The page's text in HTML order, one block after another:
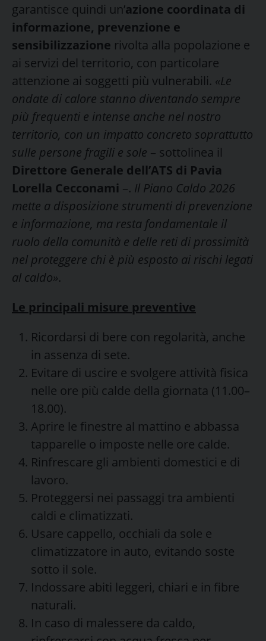
garantisce quindi un’azione coordinata di
informazione, prevenzione e
sensibilizzazione rivolta alla popolazione e
ai servizi del territorio, con particolare
attenzione ai soggetti più vulnerabili. «Le
ondate di calore stanno diventando sempre
più frequenti e intense anche nel nostro
territorio, con un impatto concreto soprattutto
sulle persone fragili e sole – sottolinea il
Direttore Generale dell’ATS di Pavia
Lorella Cecconami –. Il Piano Caldo 2026
mette a disposizione strumenti di prevenzione
e informazione, ma resta fondamentale il
ruolo della comunità e delle reti di prossimità
nel proteggere chi è più esposto ai rischi legati
al caldo».
Le principali misure preventive
Ricordarsi di bere con regolarità, anche
in assenza di sete.
Evitare di uscire e svolgere attività fisica
nelle ore più calde della giornata (11.00–
18.00).
Aprire le finestre al mattino e abbassa
tapparelle o imposte nelle ore calde.
Rinfrescare gli ambienti domestici e di
lavoro.
Proteggersi nei passaggi tra ambienti
caldi e climatizzati.
Usare cappello, occhiali da sole e
climatizzatore in auto, evitando soste
sotto il sole.
Indossare abiti leggeri, chiari e in fibre
naturali.
In caso di malessere da caldo,